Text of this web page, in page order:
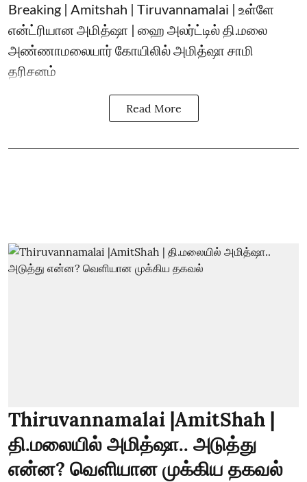
Breaking | Amitshah | Tiruvannamalai | உள்ளே
என்ட்ரியான அமித்ஷா | ஹை அலர்ட்டில் தி.மலை
அண்ணாமலையார் கோயிலில் அமித்ஷா சாமி
தரிசனம்
Read More
Thiruvannamalai |AmitShah |
தி.மலையில் அமித்ஷா.. அடுத்து
என்ன? வெளியான முக்கிய தகவல்